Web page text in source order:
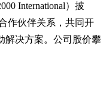
International）披
作伙伴关系，共同开
解决方案。公司股价攀